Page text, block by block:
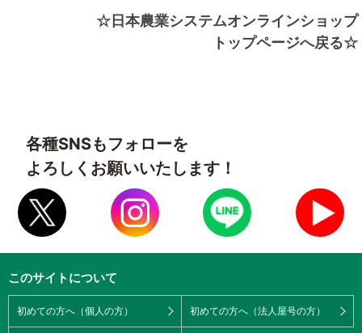
☆日本農業システムオンラインショップ
トップページへ戻る☆
各種SNSもフォローを
よろしくお願いいたします！
このサイトについて
初めての方へ（個人の方） 初めての方へ（法人屋号の方）